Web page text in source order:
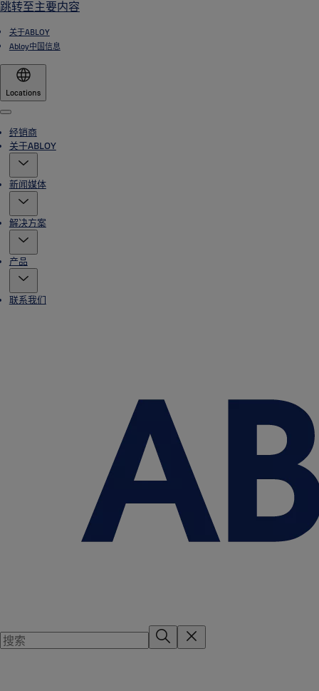
跳转至主要内容
关于ABLOY
Abloy中国信息
Locations
Menu
经销商
关于ABLOY
新闻媒体
解决方案
产品
联系我们